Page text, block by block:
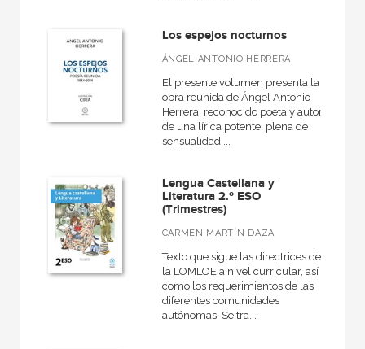
Los espejos nocturnos
ÁNGEL ANTONIO HERRERA
El presente volumen presenta la
obra reunida de Ángel Antonio
Herrera, reconocido poeta y autor
de una lírica potente, plena de
sensualidad ...
Lengua Castellana y
Literatura 2.º ESO
(Trimestres)
CARMEN MARTÍN DAZA
Texto que sigue las directrices de
la LOMLOE a nivel curricular, así
como los requerimientos de las
diferentes comunidades
autónomas. Se tra...